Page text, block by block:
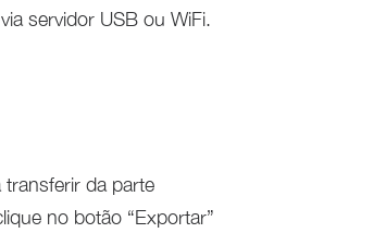
servidor USB ou WiFi.
transferir da parte
no botão “Exportar”